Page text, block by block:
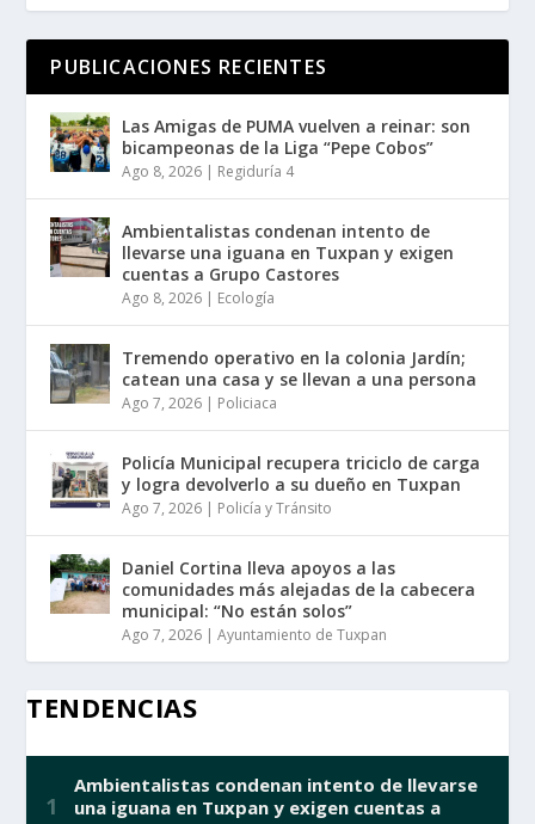
PUBLICACIONES RECIENTES
Las Amigas de PUMA vuelven a reinar: son
bicampeonas de la Liga “Pepe Cobos”
Ago 8, 2026 | Regiduría 4
Ambientalistas condenan intento de
llevarse una iguana en Tuxpan y exigen
cuentas a Grupo Castores
Ago 8, 2026 | Ecología
Tremendo operativo en la colonia Jardín;
catean una casa y se llevan a una persona
Ago 7, 2026 | Policiaca
Policía Municipal recupera triciclo de carga
y logra devolverlo a su dueño en Tuxpan
Ago 7, 2026 | Policía y Tránsito
Daniel Cortina lleva apoyos a las
comunidades más alejadas de la cabecera
municipal: “No están solos”
Ago 7, 2026 |Ayuntamiento de Tuxpan
TENDENCIAS